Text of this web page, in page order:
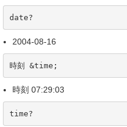
date?
2004-08-16
時刻 &time;
時刻 07:29:03
time?